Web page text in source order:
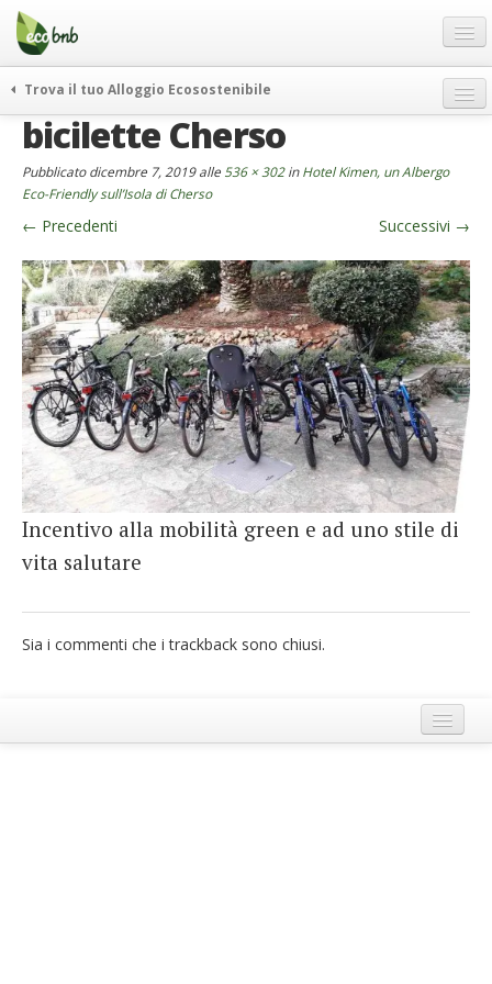
Menu
Salta
contenuto
Offerte Speciali
Regali
FAQ
Chi Siamo
Partner
Contatti
Italiano
German
English
Spanish
French
Italiano
Trova il tuo Alloggio Ecosostenibile
weekend green
curiosità
vivere e viaggiare verde
news ed eventi
ecohotel
rassegna stampa
bicilette Cherso
Pubblicatodicembre 7, 2019alle 536 × 302inHotel Kimen, un Albergo
Eco-Friendly sull’Isola di Cherso
← Precedenti Successivi →
Incentivo alla mobilità green e ad uno stile di
vita salutare
Sia i commenti che i trackback sono chiusi.